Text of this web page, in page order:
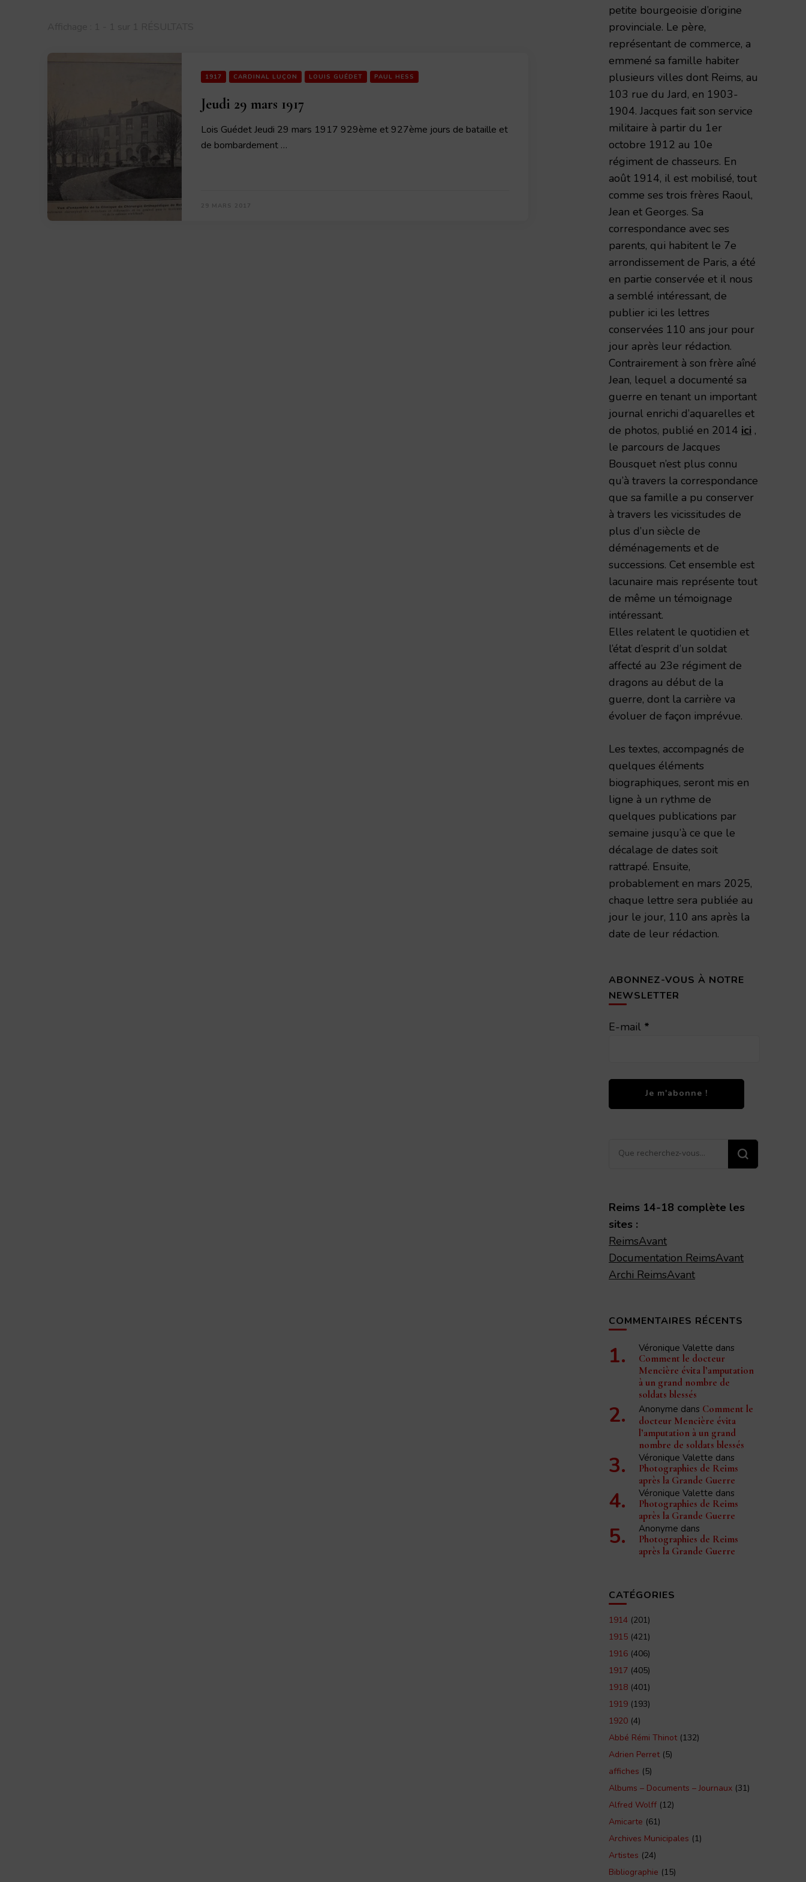
1917 CARDINAL LUÇON LOUIS GUÉDET PAUL HESS
Jeudi 29 mars 1917
Lois Guédet Jeudi 29 mars 1917 929ème et 927ème jours de bataille et
de bombardement …
petite bourgeoisie d’origine
provinciale. Le père,
représentant de commerce, a
emmené sa famille habiter
plusieurs villes dont Reims, au
103 rue du Jard, en 1903-
1904. Jacques fait son service
militaire à partir du 1er
octobre 1912 au 10e
régiment de chasseurs. En
août 1914, il est mobilisé, tout
comme ses trois frères Raoul,
Jean et Georges. Sa
correspondance avec ses
parents, qui habitent le 7e
arrondissement de Paris, a été
en partie conservée et il nous
a semblé intéressant, de
publier ici les lettres
conservées 110 ans jour pour
jour après leur rédaction.
Contrairement à son frère aîné
Jean, lequel a documenté sa
guerre en tenant un important
journal enrichi d’aquarelles et
de photos, publié en 2014 ici ,
le parcours de Jacques
Bousquet n’est plus connu
qu’à travers la correspondance
que sa famille a pu conserver
à travers les vicissitudes de
plus d’un siècle de
déménagements et de
successions. Cet ensemble est
lacunaire mais représente tout
de même un témoignage
intéressant.
Elles relatent le quotidien et
l’état d’esprit d’un soldat
affecté au 23e régiment de
dragons au début de la
guerre, dont la carrière va
évoluer de façon imprévue.
Les textes, accompagnés de
quelques éléments
biographiques, seront mis en
ligne à un rythme de
quelques publications par
semaine jusqu’à ce que le
décalage de dates soit
rattrapé. Ensuite,
probablement en mars 2025,
chaque lettre sera publiée au
jour le jour, 110 ans après la
date de leur rédaction.
ABONNEZ-VOUS À NOTRE
NEWSLETTER
E-mail *
Vous
Reims 14-18 complète les
sites :
ReimsAvant
Documentation ReimsAvant
Archi ReimsAvant
COMMENTAIRES RÉCENTS
Véronique Valette dans
Comment le docteur
Mencière évita l’amputation
à un grand nombre de
soldats blessés
Anonyme dans Comment le
docteur Mencière évita
l’amputation à un grand
nombre de soldats blessés
Véronique Valette dans
Photographies de Reims
après la Grande Guerre
Véronique Valette dans
Photographies de Reims
après la Grande Guerre
Anonyme dans
Photographies de Reims
après la Grande Guerre
CATÉGORIES
1914 (201)
1915 (421)
1916 (406)
1917 (405)
1918 (401)
1919 (193)
1920 (4)
Abbé Rémi Thinot(132)
Adrien Perret(5)
affiches (5)
Albums – Documents – Journaux (31)
Alfred Wolff (12)
Amicarte (61)
Archives Municipales (1)
Artistes (24)
Bibliographie (15)